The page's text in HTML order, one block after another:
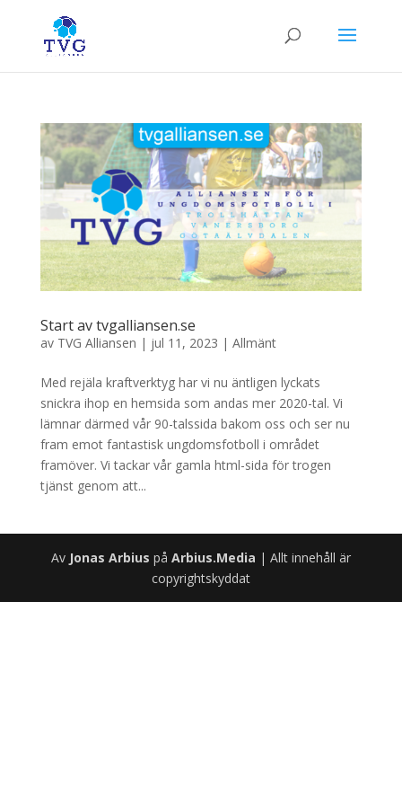
Start av tvgalliansen.se
av TVG Alliansen | jul 11, 2023 | Allmänt
Med rejäla kraftverktyg har vi nu äntligen lyckats
snickra ihop en hemsida som andas mer 2020-tal. Vi
lämnar därmed vår 90-talssida bakom oss och ser nu
fram emot fantastisk ungdomsfotboll i området
framöver. Vi tackar vår gamla html-sida för trogen
tjänst genom att...
Av Jonas Arbius på Arbius.Media | Allt innehåll är
copyrightskyddat